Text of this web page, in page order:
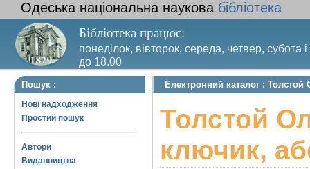
Одеська національна наукова бібліотека
Бібліотека працює:
понеділок, вівторок, середа, четвер, субота
до 18.00
Вихідний день – п’ятниця. Останній четвер
Пошук :
Нові надходження
Простий пошук
Автори
Видавництва
Електронний каталог :
Толстой
ключик,